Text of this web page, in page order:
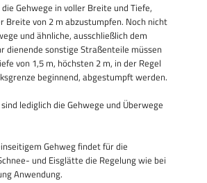
Gehwege in voller Breite und Tiefe,
Breite von 2 m abzustumpfen. Noch nicht
und ähnliche, ausschließlich dem
dienende sonstige Straßenteile müssen
von 1,5 m, höchsten 2 m, in der Regel
beginnend, abgestumpft werden.
lediglich die Gehwege und Überwege
Gehweg findet für die
und Eisglätte die Regelung wie bei
Anwendung.